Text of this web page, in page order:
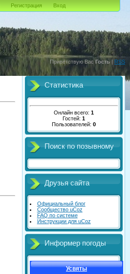
Приветствую Вас Гость | RSS
Регистрация Вход
Статистика
Онлайн всего: 1
Гостей: 1
Пользователей: 0
Поиск по позывному
Друзья сайта
Официальный блог
Сообщество uCoz
FAQ по системе
Инструкции для uCoz
Информер погоды
Усвяты